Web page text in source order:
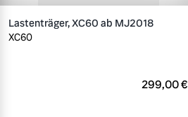
Lastenträger, XC60 ab MJ2018
XC60
299,00 €